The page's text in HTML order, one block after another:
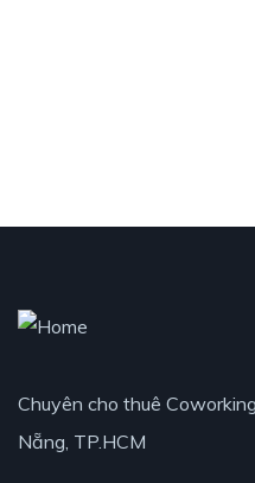
Chuyên cho thuê
Nẵng, TP.HCM